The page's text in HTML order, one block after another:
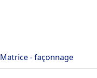
Matrice - façonnage